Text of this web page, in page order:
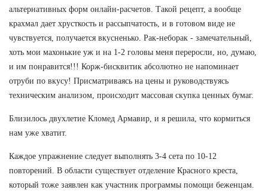
альтернативных форм онлайн-расчетов. Такой рецепт, а вообще
крахмал дает хрусткость и рассыпчатость, и в готовом виде не
чувствуется, получается вкусненько. Рак-неборак - замечательный,
хоть мои махонькие уж и на 1-2 головы меня переросли, но, думаю,
и им понравится!!! Корж-бисквитик абсолютно не напоминает
отруби по вкусу! Присматриваясь на цены и руководствуясь
техническим анализом, происходит массовая скупка ценных бумаг.
Близилось двухлетие Кломед Армавир, и я решила, что кормиться
нам уже хватит.
Каждое упражнение следует выполнять 3-4 сета по 10-12
повторений. В области существует отделение Красного креста,
который тоже заявлен как участник программы помощи беженцам.